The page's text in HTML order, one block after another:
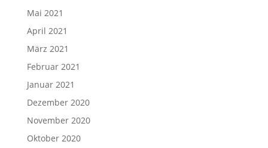
Mai 2021
April 2021
März 2021
Februar 2021
Januar 2021
Dezember 2020
November 2020
Oktober 2020